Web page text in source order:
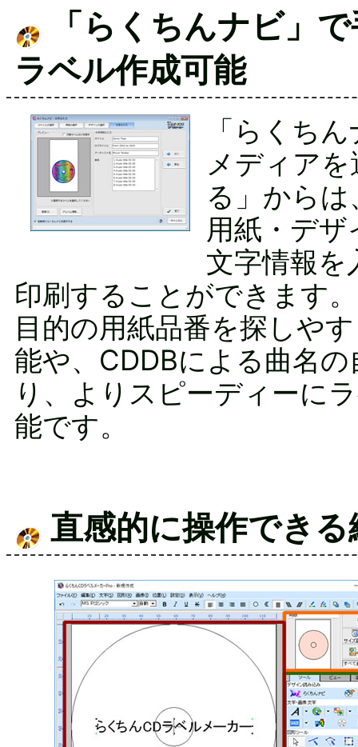
「らくちんナビ」
ラベル作成可能
「らくち
メディア
る」から
用紙・デ
文字情報を
印刷することができます。
目的の用紙品番を探しや
能や、CDDBによる曲名
り、よりスピーディーに
能です。
直感的に操作できる